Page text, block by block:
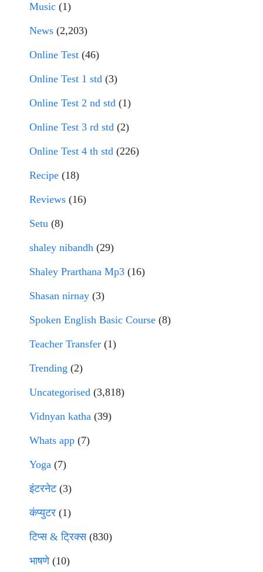
Music (1)
News (2,203)
Online Test (46)
Online Test 1 std (3)
Online Test 2 nd std (1)
Online Test 3 rd std (2)
Online Test 4 th std (226)
Recipe (18)
Reviews (16)
Setu (8)
shaley nibandh (29)
Shaley Prarthana Mp3 (16)
Shasan nirnay (3)
Spoken English Basic Course (8)
Teacher Transfer (1)
Trending (2)
Uncategorised (3,818)
Vidnyan katha (39)
Whats app (7)
Yoga (7)
इंटरनेट(3)
कंप्युटर (1)
टिप्स & ट्रिक्स(830)
भाषणे(10)